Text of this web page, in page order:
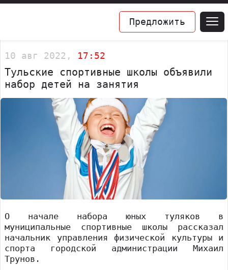
Предложить
10 авг 2022, 17:52
Тульские спортивные школы объявили
набор детей на занятия
О начале набора юных туляков в
муниципальные спортивные школы рассказал
начальник управления физической культуры и
спорта городской администрации Михаил
Трунов.